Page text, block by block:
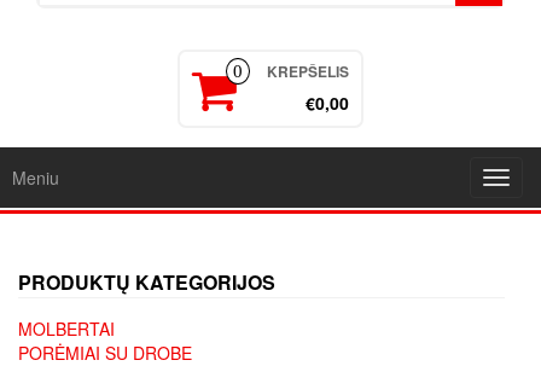
0 KREPŠELIS
€0,00
Meniu
PRODUKTŲ KATEGORIJOS
MOLBERTAI
PORĖMIAI SU DROBE